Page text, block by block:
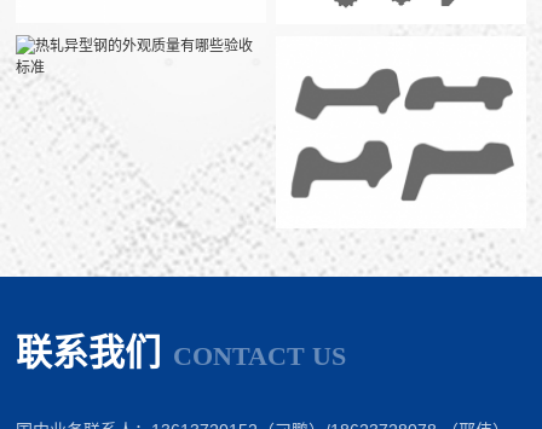
联系我们 CONTACT US